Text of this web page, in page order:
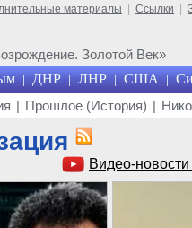
материалы Ссылки
Золотой Век»
| ДНР | ЛНР | США |
| Прошлое (История) |
Видео-